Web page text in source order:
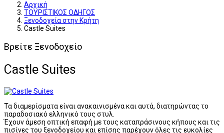
Αρχική
ΤΟΥΡΙΣΤΙΚΟΣ ΟΔΗΓΟΣ
Ξενοδοχεία στην Κρήτη
Castle Suites
Βρείτε Ξενοδοχείο
Castle Suites
Τα διαμερίσματα είναι ανακαινισμένα και αυτά, διατηρώντας το
παραδοσιακό ελληνικό τους στυλ.
Έχουν άμεση οπτική επαφή με τους καταπράσινους κήπους και τις
πισίνες του ξενοδοχείου και επίσης παρέχουν όλες τις ευκολίες